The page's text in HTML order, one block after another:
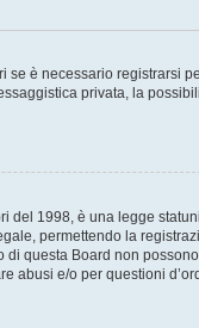
è necessario registrarsi
privata, la
del 1998, è una legge
permettendo la
questa Board non
abusi e/o per questioni